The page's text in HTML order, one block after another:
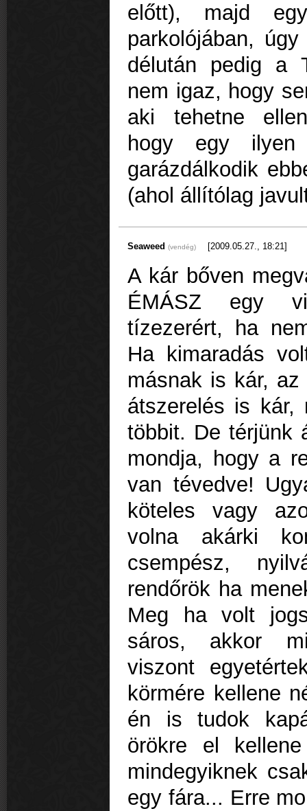
előtt), majd
parkolójában,
délután pedig a
nem igaz, hogy
aki tehetne
hogy egy ilyen
garázdálkodik
(ahol állítólag
Seaweed (vendég) [2009.05.27., 18:21]
A kár bőven
ÉMÁSZ egy
tízezerért, ha
Ha kimaradás
másnak is kár,
átszerelés is kár,
többit. De térjünk
mondja, hogy a
van tévedve!
köteles vagy
volna akárki
csempész,
rendőrök ha
Meg ha volt
sáros, akkor
viszont
körmére kellene
én is tudok
örökre el
mindegyiknek
egy fára... Erre